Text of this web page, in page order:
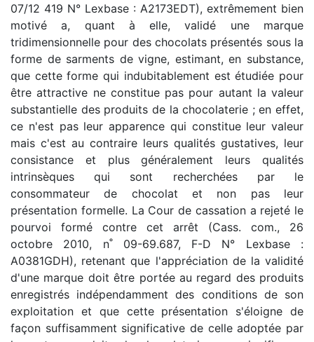
07/12 419 N° Lexbase : A2173EDT), extrêmement bien
motivé a, quant à elle, validé une marque
tridimensionnelle pour des chocolats présentés sous la
forme de sarments de vigne, estimant, en substance,
que cette forme qui indubitablement est étudiée pour
être attractive ne constitue pas pour autant la valeur
substantielle des produits de la chocolaterie ; en effet,
ce n'est pas leur apparence qui constitue leur valeur
mais c'est au contraire leurs qualités gustatives, leur
consistance et plus généralement leurs qualités
intrinsèques qui sont recherchées par le
consommateur de chocolat et non pas leur
présentation formelle. La Cour de cassation a rejeté le
pourvoi formé contre cet arrêt (Cass. com., 26
octobre 2010, n˚ 09-69.687, F-D N° Lexbase :
A0381GDH), retenant que l'appréciation de la validité
d'une marque doit être portée au regard des produits
enregistrés indépendamment des conditions de son
exploitation et que cette présentation s'éloigne de
façon suffisamment significative de celle adoptée par